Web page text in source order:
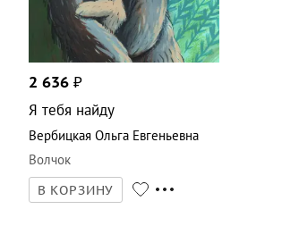
2 636₽
Я тебя найду
Вербицкая Ольга Евгеньевна
Волчок
В КОРЗИНУ